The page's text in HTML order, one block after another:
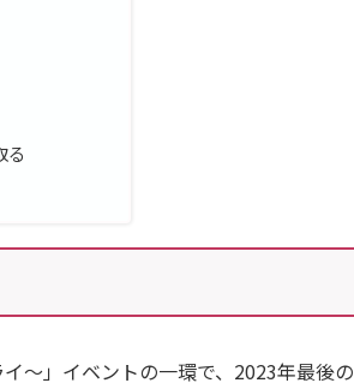
る
〜」イベントの一環で、2023年最後の